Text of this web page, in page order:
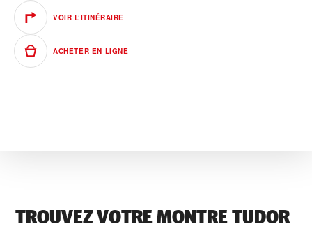
VOIR L’ITINÉRAIRE
ACHETER EN LIGNE
TROUVEZ VOTRE MONTRE TUDOR